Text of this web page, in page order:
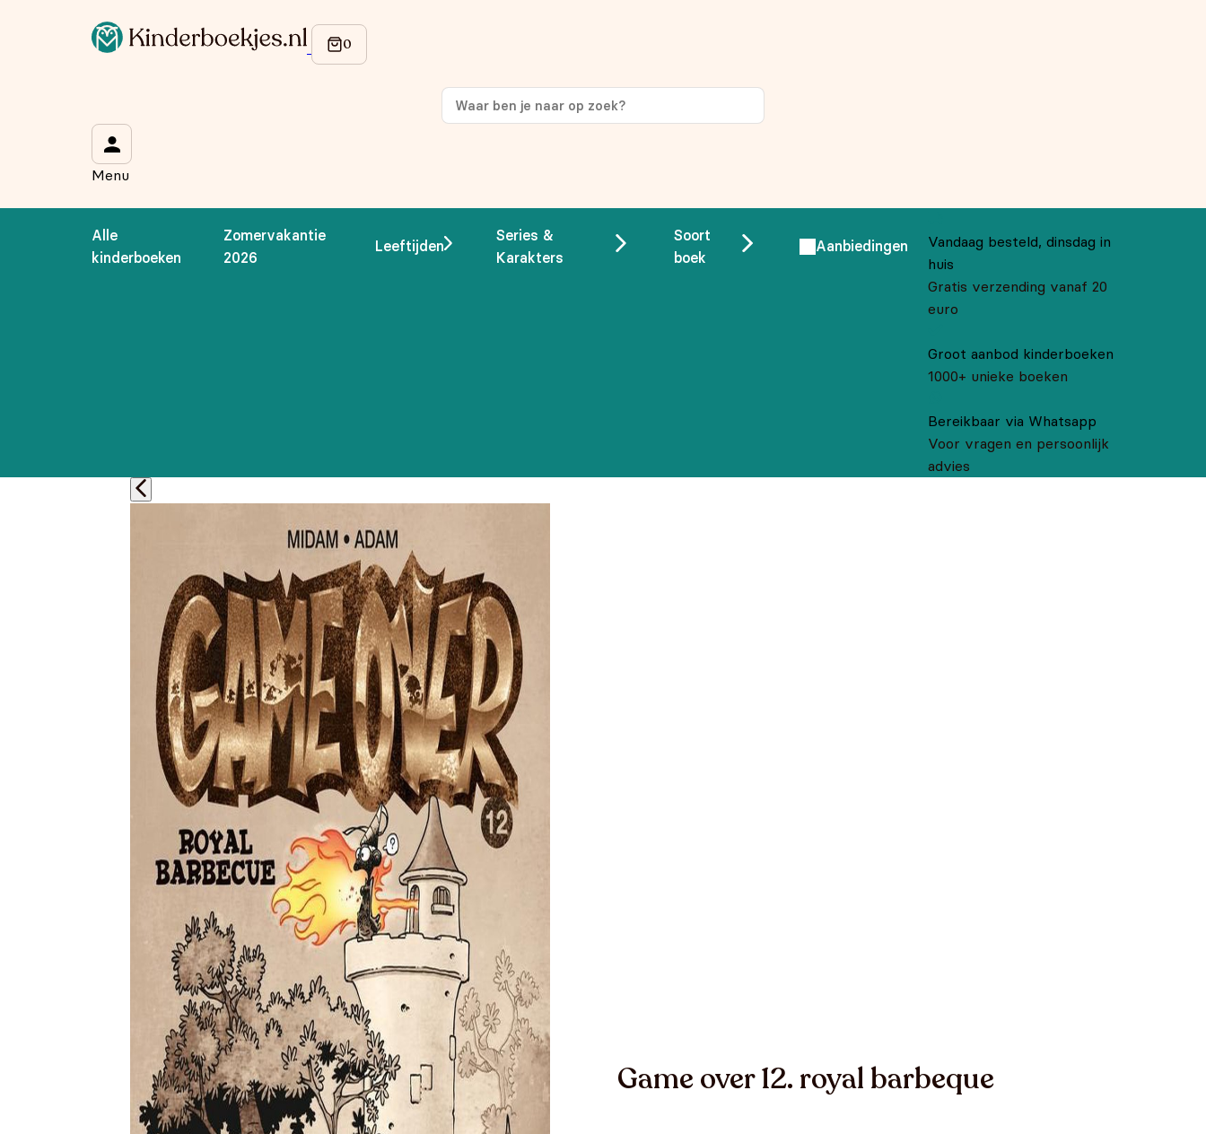
Menu
Alle
kinderboeken
Zomervakantie
2026
Leeftijden
Series &
Karakters
Soort
boek
Aanbiedingen
Vandaag besteld, dinsdag in
huis
Gratis verzending vanaf 20
euro
Groot aanbod kinderboeken
1000+ unieke boeken
Bereikbaar via Whatsapp
Voor vragen en persoonlijk
advies
Game over 12. royal barbeque